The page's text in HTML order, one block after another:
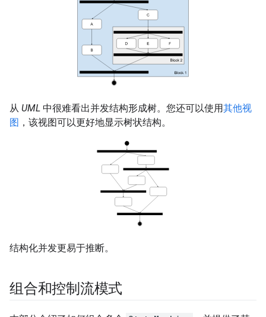
从 UML 中很难看出并发结构形成树。您还可以使用其他视
图 ，该视图可以更好地显示树状结构。
结构化并发更易于推断。
组合和控制流模式